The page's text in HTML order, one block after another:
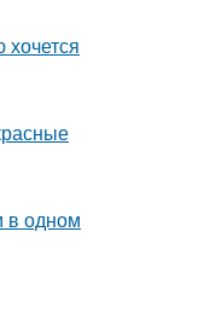
хочется
в одном